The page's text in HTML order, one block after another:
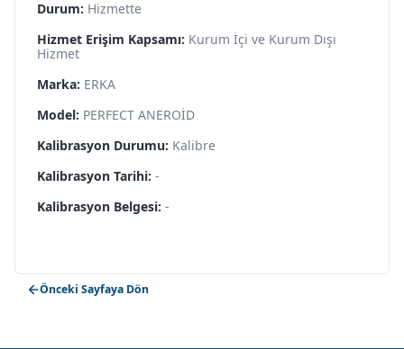
Durum: Hizmette
Hizmet Erişim Kapsamı: Kurum İçi ve Kurum Dışı
Hizmet
Marka: ERKA
Model: PERFECT ANEROİD
Kalibrasyon Durumu: Kalibre
Kalibrasyon Tarihi: -
Kalibrasyon Belgesi: -
Önceki Sayfaya Dön